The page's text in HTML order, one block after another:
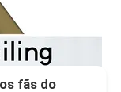
fãs do